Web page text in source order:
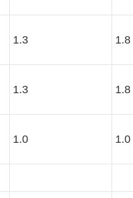
1.3 1.8
1.3 1.8
1.0 1.0